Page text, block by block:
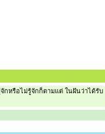
กหรือไม่รู้จักก็ตามแต่ ในฝันว่าได้รับ